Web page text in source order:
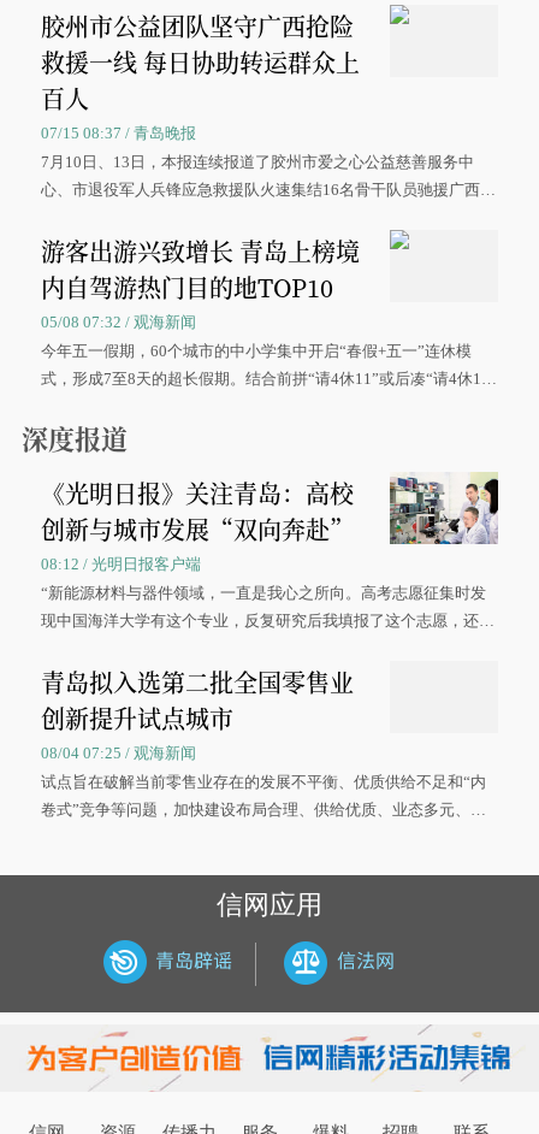
胶州市公益团队坚守广西抢险
救援一线 每日协助转运群众上
百人
07/15 08:37 / 青岛晚报
7月10日、13日，本报连续报道了胶州市爱之心公益慈善服务中
心、市退役军人兵锋应急救援队火速集结16名骨干队员驰援广西灾
游客出游兴致增长 青岛上榜境
内自驾游热门目的地TOP10
05/08 07:32 / 观海新闻
今年五一假期，60个城市的中小学集中开启“春假+五一”连休模
式，形成7至8天的超长假期。结合前拼“请4休11”或后凑“请4休1
深度报道
《光明日报》关注青岛：高校
创新与城市发展“双向奔赴”
08:12 / 光明日报客户端
“新能源材料与器件领域，一直是我心之所向。高考志愿征集时发
现中国海洋大学有这个专业，反复研究后我填报了这个志愿，还真
大学材料科学与工程学院材料类专业的录取通知书。
青岛拟入选第二批全国零售业
创新提升试点城市
08/04 07:25 / 观海新闻
试点旨在破解当前零售业存在的发展不平衡、优质供给不足和“内
卷式”竞争等问题，加快建设布局合理、供给优质、业态多元、智
信网应用